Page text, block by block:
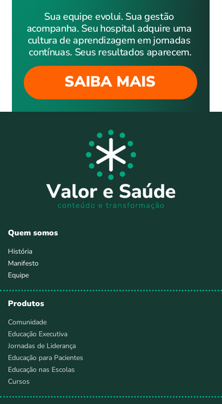
SAIBA MAIS
Sua equipe evolui. Sua gestão
acompanha. Seu hospital adquire uma
cultura de aprendizagem em jornadas
contínuas. Seus resultados aparecem.
Quem somos
História
Manifesto
Equipe
Produtos
Comunidade
Educação Executiva
Jornadas de Liderança
Educação para Pacientes
Educação nas Escolas
Cursos